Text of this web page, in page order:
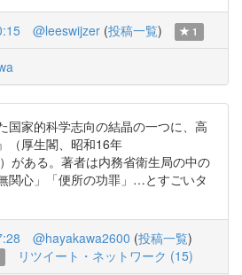
@leeswijzer (投稿一覧) 1
国家的科学志向の結晶の一つに、高
（厚生閣、昭和16年
がある。著者は内務省衛生局の中の
関心」「便所の功罪」…とすごいタ
@hayakawa2600 (投稿一覧)
リツイート・ネットワーク (15)